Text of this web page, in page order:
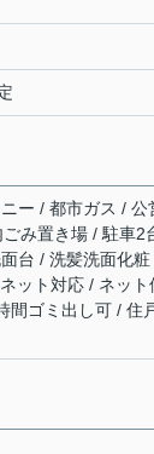
ー / 都市ガス / 公
み置き場 / 駐車2
台 / 洗髪洗面化粧
ット対応 / ネット
間ゴミ出し可 / 住